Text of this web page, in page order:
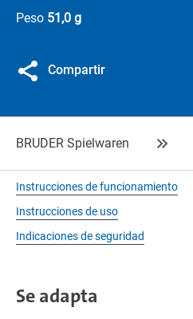
Peso 51,0 g
Compartir
BRUDER Spielwaren
Instrucciones de funcionamiento
Instrucciones de uso
Indicaciones de seguridad
Se adapta